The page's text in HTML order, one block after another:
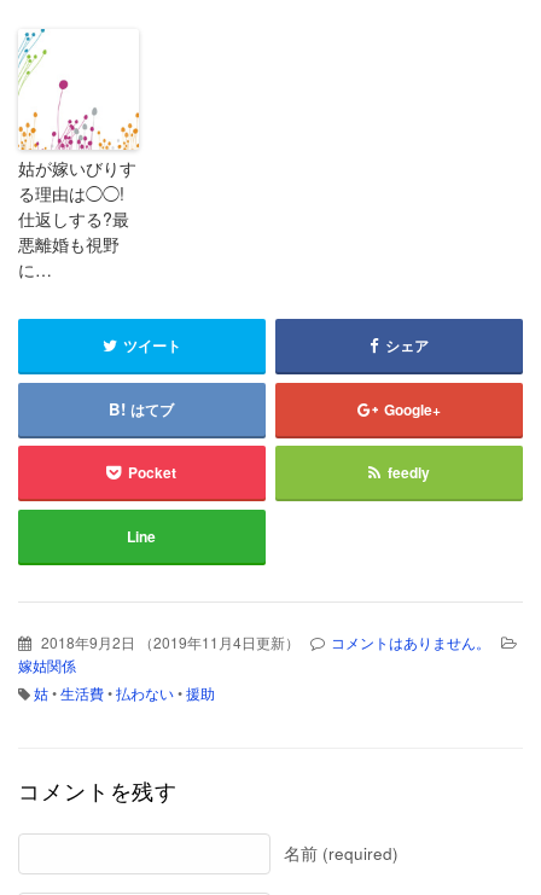
姑が嫁いびりす
る理由は◯◯!
仕返しする?最
悪離婚も視野
に…
ツイート シェア
はてブ Google+
Pocket feedly
Line
2018年9月2日 （2019年11月4日更新）
コメントはありません。
嫁姑関係
姑•生活費•払わない•援助
コメントを残す
名前 (required)